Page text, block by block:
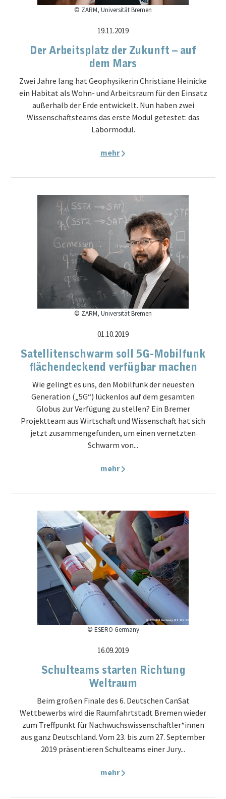
© ZARM, Universität Bremen
19.11.2019
Der Arbeitsplatz der Zukunft – auf
dem Mars
Zwei Jahre lang hat Geophysikerin Christiane Heinicke
ein Habitat als Wohn- und Arbeitsraum für den Einsatz
außerhalb der Erde entwickelt. Nun haben zwei
Wissenschaftsteams das erste Modul getestet: das
Labormodul.
mehr
© ZARM, Universität Bremen
01.10.2019
Satellitenschwarm soll 5G-Mobilfunk
flächendeckend verfügbar machen
Wie gelingt es uns, den Mobilfunk der neuesten
Generation („5G“) lückenlos auf dem gesamten
Globus zur Verfügung zu stellen? Ein Bremer
Projektteam aus Wirtschaft und Wissenschaft hat sich
jetzt zusammengefunden, um einen vernetzten
Schwarm von...
mehr
© ESERO Germany
16.09.2019
Schulteams starten Richtung
Weltraum
Beim großen Finale des 6. Deutschen CanSat
Wettbewerbs wird die Raumfahrtstadt Bremen wieder
zum Treffpunkt für Nachwuchswissenschaftler*innen
aus ganz Deutschland. Vom 23. bis zum 27. September
2019 präsentieren Schulteams einer Jury...
mehr